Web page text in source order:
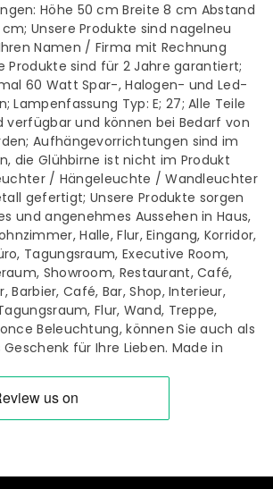
Höhe 50 cm Breite 8 cm Abstand
Unsere Produkte sind nagelneu
Namen / Firma mit Rechnung
Produkte sind für 2 Jahre garantiert;
60 Watt Spar-, Halogen- und Led-
Lampenfassung Typ: E; 27; Alle Teile
verfügbar und können bei Bedarf von
Aufhängevorrichtungen sind im
die Glühbirne ist nicht im Produkt
/ Hängeleuchte / Wandleuchter
gefertigt; Unsere Produkte sorgen
und angenehmes Aussehen in Haus,
Halle, Flur, Eingang, Korridor,
Tagungsraum, Executive Room,
Showroom, Restaurant, Café,
Barbier, Café, Bar, Shop, Interieur,
Flur, Wand, Treppe,
Beleuchtung, können Sie auch als
für Ihre Lieben. Made in